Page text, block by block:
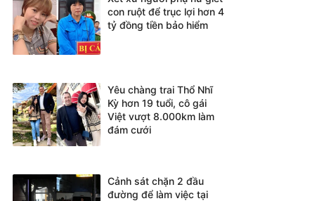
con ruột để trục lợi hơn 4
tỷ đồng tiền bảo hiểm
Yêu chàng trai Thổ Nhĩ
Kỳ hơn 19 tuổi, cô gái
Việt vượt 8.000km làm
đám cưới
Cảnh sát chặn 2 đầu
đường để làm việc tại